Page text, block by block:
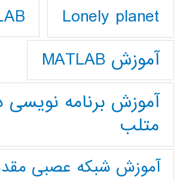
Lonely planet
آموزش MATLAB
آموزش برنامه نویسی
متلب
آموزش شبکه عصبی